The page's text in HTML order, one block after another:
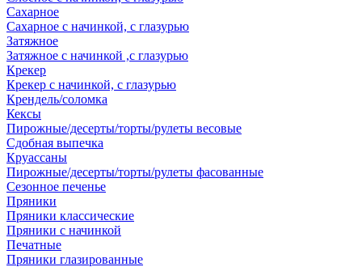
Сахарное
Сахарное с начинкой, с глазурью
Затяжное
Затяжное с начинкой ,с глазурью
Крекер
Крекер с начинкой, с глазурью
Крендель/соломка
Кексы
Пирожные/десерты/торты/рулеты весовые
Сдобная выпечка
Круассаны
Пирожные/десерты/торты/рулеты фасованные
Сезонное печенье
Пряники
Пряники классические
Пряники с начинкой
Печатные
Пряники глазированные